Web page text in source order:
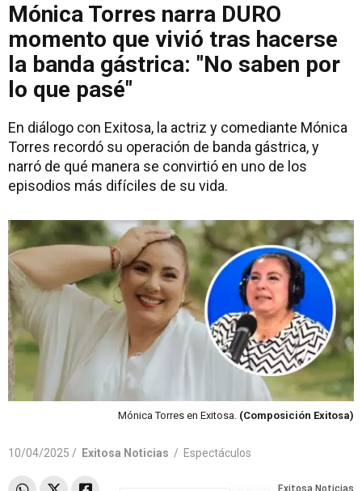
Mónica Torres narra DURO
momento que vivió tras hacerse
la banda gástrica: "No saben por
lo que pasé"
En diálogo con Exitosa, la actriz y comediante Mónica
Torres recordó su operación de banda gástrica, y
narró de qué manera se convirtió en uno de los
episodios más difíciles de su vida.
Mónica Torres en Exitosa. (Composición Exitosa)
10/04/2025 / Exitosa Noticias / Espectáculos